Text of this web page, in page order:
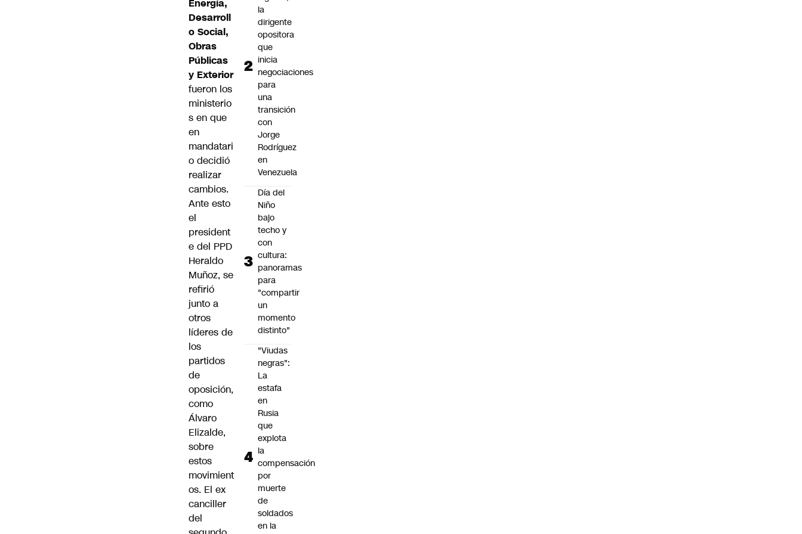
Energía,
Desarroll
o Social,
Obras
Públicas
y Exterior
fueron los
ministerio
s en que
en
mandatari
o decidió
realizar
cambios.
Ante esto
el
president
e del PPD
Heraldo
Muñoz, se
refirió
junto a
otros
líderes de
los
partidos
de
oposición,
como
Álvaro
Elizalde,
sobre
estos
movimient
os. El ex
canciller
del
la
dirigente
opositora
que
inicia
negociaciones
para
una
transición
con
Jorge
Rodríguez
en
Venezuela
Día del
Niño
bajo
techo y
con
cultura:
panoramas
para
"compartir
un
momento
distinto"
"Viudas
negras":
La
estafa
en
Rusia
que
explota
la
compensación
por
muerte
de
soldados
en la